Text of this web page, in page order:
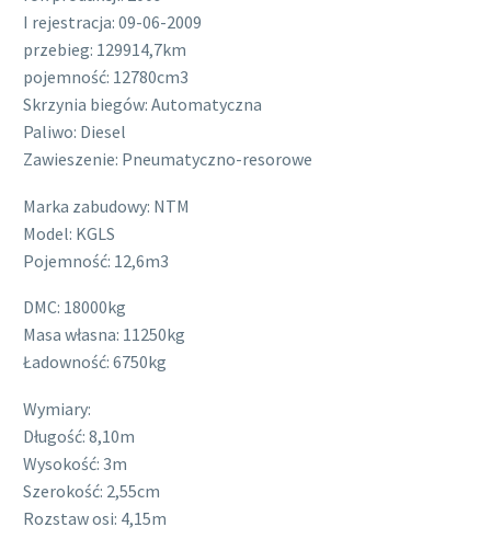
I rejestracja: 09-06-2009
przebieg: 129914,7km
pojemność: 12780cm3
Skrzynia biegów: Automatyczna
Paliwo: Diesel
Zawieszenie: Pneumatyczno-resorowe
Marka zabudowy: NTM
Model: KGLS
Pojemność: 12,6m3
DMC: 18000kg
Masa własna: 11250kg
Ładowność: 6750kg
Wymiary:
Długość: 8,10m
Wysokość: 3m
Szerokość: 2,55cm
Rozstaw osi: 4,15m